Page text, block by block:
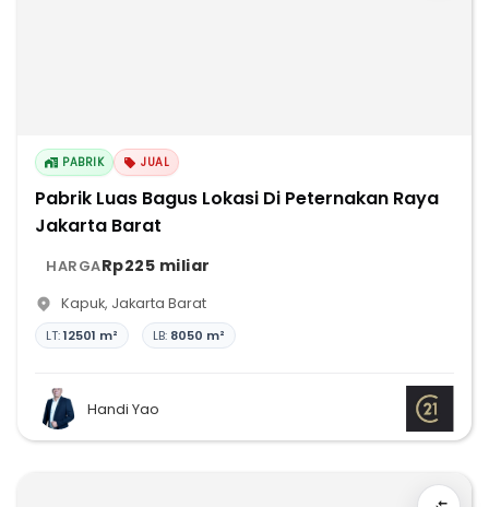
PABRIK JUAL
Pabrik Luas Bagus Lokasi Di Peternakan Raya
Jakarta Barat
HARGARp225 miliar
Kapuk, Jakarta Barat
LT:12501 m² LB: 8050 m²
Handi Yao